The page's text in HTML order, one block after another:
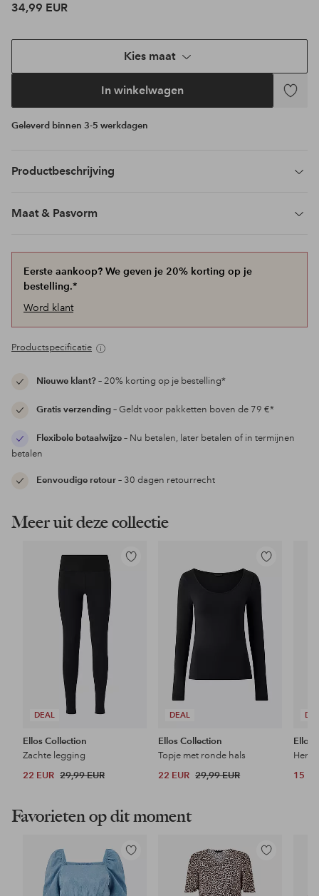
34,99 EUR
Kies maat
In winkelwagen
Geleverd binnen 3-5 werkdagen
Productbeschrijving
Maat & Pasvorm
Eerste aankoop? We geven je 20% korting op je
bestelling.*
Word klant
Productspecificatie
Nieuwe klant?– 20% korting op je bestelling*
Gratis verzending– Geldt voor pakketten boven de 79 €*
Flexibele betaalwijze– Nu betalen, later betalen of in termijnen
betalen
Eenvoudige retour– 30 dagen retourrecht
Meer uit deze collectie
DEAL
Toevoegen
Ellos Collection
Zachte legging
22 EUR 29,99 EUR
DEAL
Toevoegen
aan
favorieten
Ellos Collection
Topje met ronde hals
22 EUR 29,99 EUR
Ellos
15
Favorieten op dit moment
Toevoegen
aan
favorieten
Toevoegen